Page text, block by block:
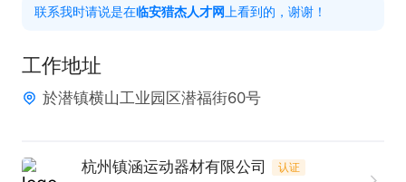
· 有自驱力，责任心强
薪资福利
· 高提成、阶梯提成、奖金
联系我时请说是在临安猎杰人才网上看到的，谢谢！
工作地址
於潜镇横山工业园区潜福街60号
杭州镇涵运动器材有限公司 认证